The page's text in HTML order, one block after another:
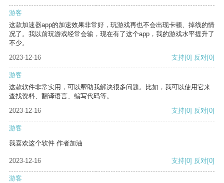
游客
这款加速器app的加速效果非常好，玩游戏再也不会出现卡顿、掉线的情
况了。我以前玩游戏经常会输，现在有了这个app，我的游戏水平提升了
不少。
2023-12-16
支持[0] 反对[0]
游客
这款软件非常实用，可以帮助我解决很多问题。比如，我可以使用它来
查找资料、翻译语言、编写代码等。
2023-12-16
支持[0] 反对[0]
游客
我喜欢这个软件 作者加油
2023-12-16 支持[0] 反对[0]
游客